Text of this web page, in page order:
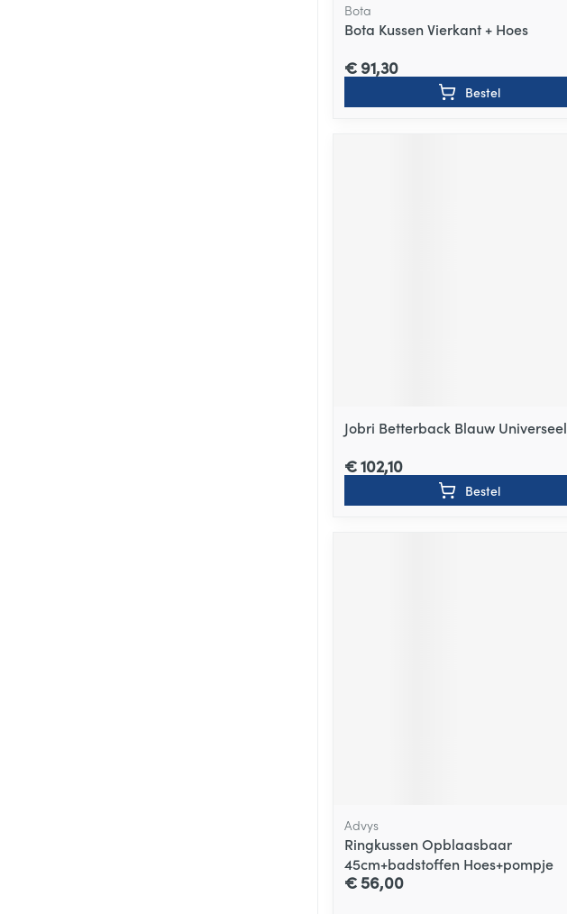
Bota
Bota Kussen Vierkant + Hoes
€ 91,30
Bestel
Jobri Betterback Blauw Universeel
€ 102,10
Bestel
Advys
Ringkussen Opblaasbaar
45cm+badstoffen Hoes+pompje
€ 56,00